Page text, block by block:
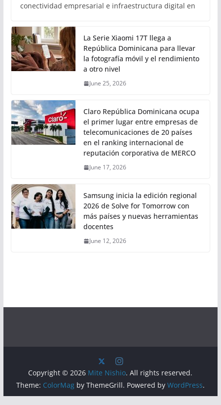
conectividad empresarial e infraestructura digital en
La Serie Xiaomi 17T llega a
República Dominicana para llevar
la fotografía móvil y el rendimiento
a otro nivel
June 25, 2026
Claro República Dominicana ocupa
el primer lugar entre empresas de
telecomunicaciones de 20 países
en el ranking internacional de
reputación corporativa de MERCO
June 17, 2026
Samsung inicia la edición regional
2026 de Solve for Tomorrow con
más países y nuevas herramientas
docentes
June 12, 2026
Copyright © 2026 Mite Nishio. All rights reserved.
Theme: ColorMagby ThemeGrill. Powered by WordPress.